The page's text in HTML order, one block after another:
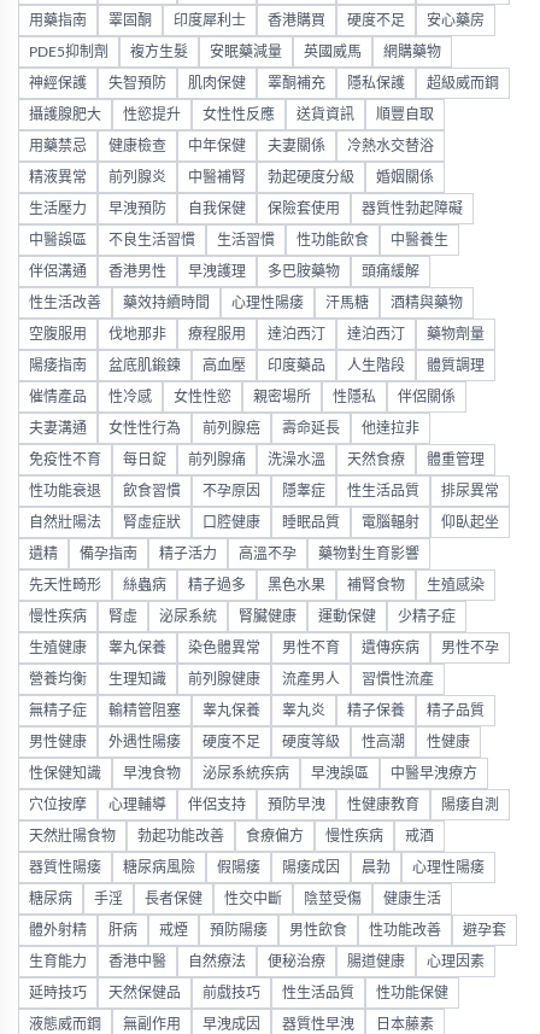
用藥指南 睪固酮 印度犀利士 香港購買 硬度不足 安心藥房
PDE5抑制劑 複方生髮 安眠藥減量 英國威馬 網購藥物
神經保護 失智預防 肌肉保健 睪酮補充 隱私保護 超級威而鋼
攝護腺肥大 性慾提升 女性性反應 送貨資訊 順豐自取
用藥禁忌 健康檢查 中年保健 夫妻關係 冷熱水交替浴
精液異常 前列腺炎 中醫補腎 勃起硬度分級 婚姻關係
生活壓力 早洩預防 自我保健 保險套使用 器質性勃起障礙
中醫誤區 不良生活習慣 生活習慣 性功能飲食 中醫養生
伴侶溝通 香港男性 早洩護理 多巴胺藥物 頭痛緩解
性生活改善 藥效持續時間 心理性陽痿 汗馬糖 酒精與藥物
空腹服用 伐地那非 療程服用 達泊西汀 達泊西汀 藥物劑量
陽痿指南 盆底肌鍛鍊 高血壓 印度藥品 人生階段 體質調理
催情產品 性冷感 女性性慾 親密場所 性隱私 伴侶關係
夫妻溝通 女性性行為 前列腺癌 壽命延長 他達拉非
免疫性不育 每日錠 前列腺痛 洗澡水溫 天然食療 體重管理
性功能衰退 飲食習慣 不孕原因 隱睾症 性生活品質 排尿異常
自然壯陽法 腎虛症狀 口腔健康 睡眠品質 電腦輻射 仰臥起坐
遺精 備孕指南 精子活力 高溫不孕 藥物對生育影響
先天性畸形 絲蟲病 精子過多 黑色水果 補腎食物 生殖感染
慢性疾病 腎虛 泌尿系統 腎臟健康 運動保健 少精子症
生殖健康 睾丸保養 染色體異常 男性不育 遺傳疾病 男性不孕
營養均衡 生理知識 前列腺健康 流產男人 習慣性流產
無精子症 輸精管阻塞 睾丸保養 睾丸炎 精子保養 精子品質
男性健康 外遇性陽痿 硬度不足 硬度等級 性高潮 性健康
性保健知識 早洩食物 泌尿系統疾病 早洩誤區 中醫早洩療方
穴位按摩 心理輔導 伴侶支持 預防早洩 性健康教育 陽痿自測
天然壯陽食物 勃起功能改善 食療偏方 慢性疾病 戒酒
器質性陽痿 糖尿病風險 假陽痿 陽痿成因 晨勃 心理性陽痿
糖尿病 手淫 長者保健 性交中斷 陰莖受傷 健康生活
體外射精 肝病 戒煙 預防陽痿 男性飲食 性功能改善 避孕套
生育能力 香港中醫 自然療法 便秘治療 腸道健康 心理因素
延時技巧 天然保健品 前戲技巧 性生活品質 性功能保健
液態威而鋼 無副作用 早洩成因 器質性早洩 日本藤素